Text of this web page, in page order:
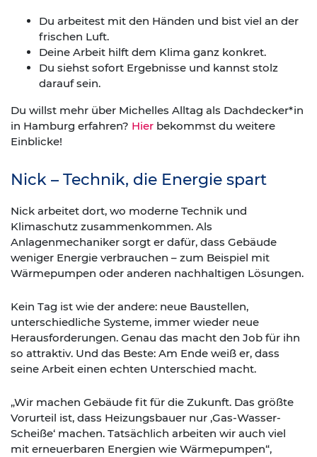
Du arbeitest mit den Händen und bist viel an der
frischen Luft.
Deine Arbeit hilft dem Klima ganz konkret.
Du siehst sofort Ergebnisse und kannst stolz
darauf sein.
Du willst mehr über Michelles Alltag als Dachdecker*in
in Hamburg erfahren? Hier bekommst du weitere
Einblicke!
Nick – Technik, die Energie spart
Nick arbeitet dort, wo moderne Technik und
Klimaschutz zusammenkommen. Als
Anlagenmechaniker sorgt er dafür, dass Gebäude
weniger Energie verbrauchen – zum Beispiel mit
Wärmepumpen oder anderen nachhaltigen Lösungen.
Kein Tag ist wie der andere: neue Baustellen,
unterschiedliche Systeme, immer wieder neue
Herausforderungen. Genau das macht den Job für ihn
so attraktiv. Und das Beste: Am Ende weiß er, dass
seine Arbeit einen echten Unterschied macht.
„Wir machen Gebäude fit für die Zukunft. Das größte
Vorurteil ist, dass Heizungsbauer nur ‚Gas-Wasser-
Scheiße‘ machen. Tatsächlich arbeiten wir auch viel
mit erneuerbaren Energien wie Wärmepumpen“,